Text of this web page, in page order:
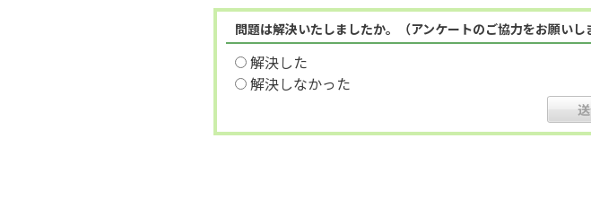
問題は解決いたしましたか。（アンケートのご協力をお願いし
解決した
解決しなかった